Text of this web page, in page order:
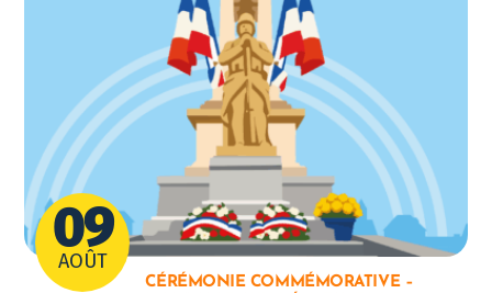
09
AOÛT
CÉRÉMONIE COMMÉMORATIVE –